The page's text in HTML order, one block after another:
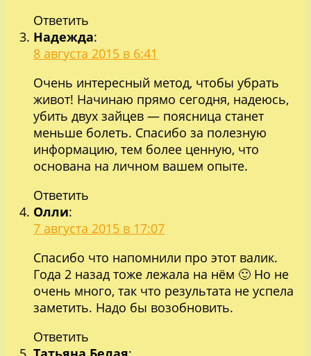
Ответить
Надежда:
8 августа 2015 в 6:41
Очень интересный метод, чтобы убрать
живот! Начинаю прямо сегодня, надеюсь,
убить двух зайцев — поясница станет
меньше болеть. Спасибо за полезную
информацию, тем более ценную, что
основана на личном вашем опыте.
Ответить
Олли:
7 августа 2015 в 17:07
Спасибо что напомнили про этот валик.
Года 2 назад тоже лежала на нём 🙂 Но не
очень много, так что результата не успела
заметить. Надо бы возобновить.
Ответить